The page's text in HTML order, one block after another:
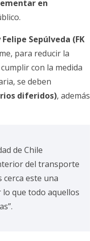
en
Felipe Sepúlveda (FK
para reducir la
con la medida
se deben
diferidos), además
de Chile
del transporte
cerca este una
lo que todo aquellos